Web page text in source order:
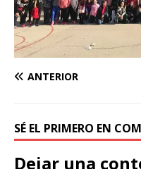
ANTERIOR
SÉ EL PRIMERO EN
Dejar una